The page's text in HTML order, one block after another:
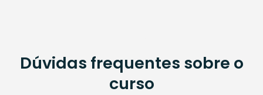
Dúvidas frequentes sobre o
curso